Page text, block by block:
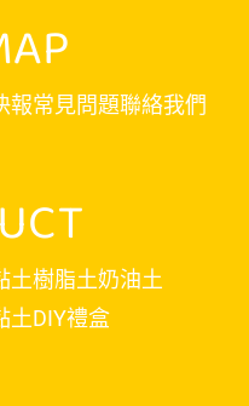
報常見問題聯絡我們
土樹脂土奶油土
土DIY禮盒